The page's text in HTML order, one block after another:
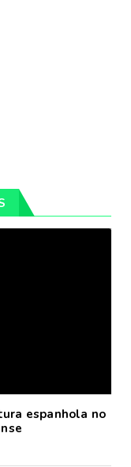
espanhola no